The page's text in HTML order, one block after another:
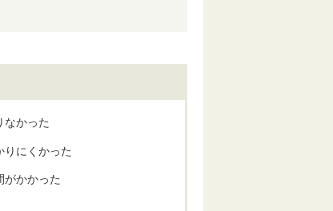
なかった
りにくかった
がかかった